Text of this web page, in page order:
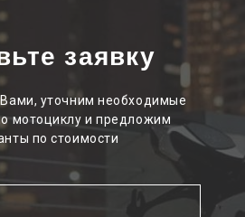
заявку
уточним необходимые
мотоциклу и предложим
по стоимости